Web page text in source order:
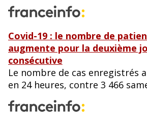
Covid-19 : le nombre de
augmente pour la deuxième
consécutive
Le nombre de cas enregistrés
en 24 heures, contre 3 466